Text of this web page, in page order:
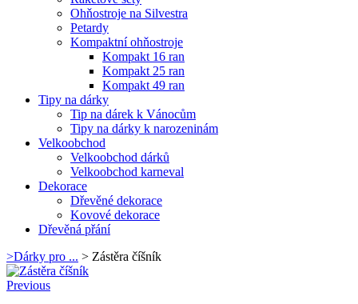
Ohňostroje na Silvestra
Petardy
Kompaktní ohňostroje
Kompakt 16 ran
Kompakt 25 ran
Kompakt 49 ran
Tipy na dárky
Tip na dárek k Vánocům
Tipy na dárky k narozeninám
Velkoobchod
Velkoobchod dárků
Velkoobchod karneval
Dekorace
Dřevěné dekorace
Kovové dekorace
Dřevěná přání
>Dárky pro ... > Zástěra číšník
Previous